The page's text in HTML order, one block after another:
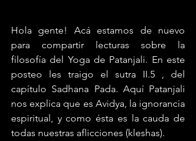
Hola gente! Acá estamos de nuevo
para compartir lecturas sobre la
filosofía del Yoga de Patanjali. En este
posteo les traigo el sutra II.5 , del
capítulo Sadhana Pada. Aquí Patanjali
nos explica que es Avidya, la ignorancia
espiritual, y como ésta es la cauda de
todas nuestras aflicciones (kleshas).